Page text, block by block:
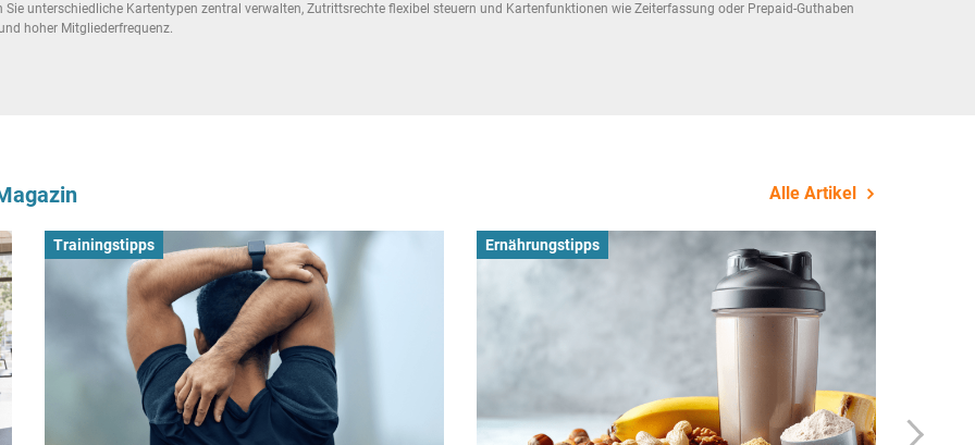
unterschiedliche Kartentypen zentral verwalten, Zutrittsrechte flexibel steuern und Kartenfunktionen wie Zeiterfassung oder Prepaid-Guthaben
hoher Mitgliederfrequenz.
Alle Artikel
Trainingstipps Ernährungstipps